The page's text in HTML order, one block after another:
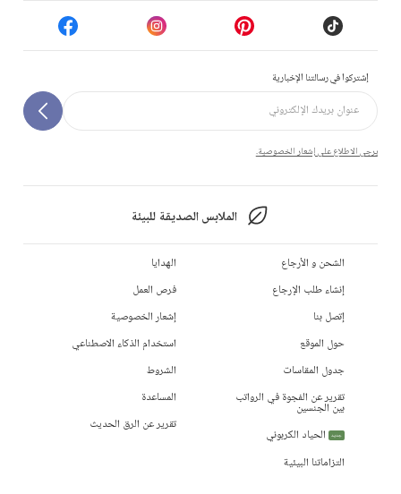
إشتركوا في رسالتنا الإخبارية
يرجى الاطلاع على إشعار الخصوصية.
الملابس الصديقة للبيئة
الشحن و الأرجاع
إنشاء طلب الإرجاع
إتصل بنا
حول الموقع
جدول المقاسات
تقرير عن الفجوة في الرواتب
بين الجنسين
جديد
الحياد الكربوني
التزاماتنا البيئية
الهدايا
فرص العمل
إشعار الخصوصية
استخدام الذكاء الاصطناعي
الشروط
المساعدة
تقرير عن الرق الحديث